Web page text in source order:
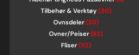
Tilbehør & Verktøy(30)
Ovnsdeler(20)
Ovner/Peiser(83)
Fliser(52)